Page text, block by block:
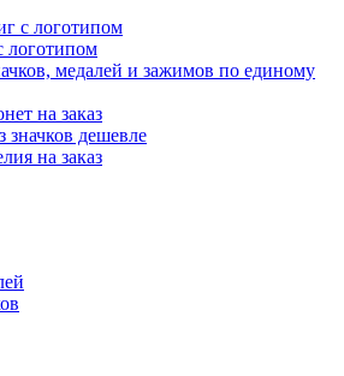
с логотипом
логотипом
медалей и зажимов по единому
на заказ
значков дешевле
на заказ